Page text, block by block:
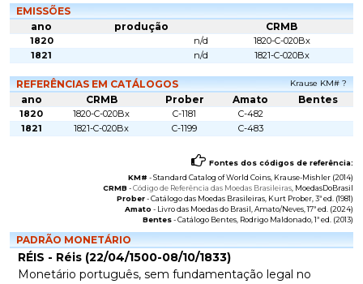
EMISSÕES
ano
produção CRMB
1820 n/d
1820-C-020Bx
1821
n/d 1821-C-020Bx
REFERÊNCIAS EM CATÁLOGOS Krause KM# ?
ano CRMB Prober Amato Bentes
1820 1820-C-020Bx C-1181
C-482
1821
1821-C-020Bx C-1199 C-483
Fontes dos códigos de referência:
KM# -Standard Catalog of World Coins , Krause-Mishler (2014)
CRMB -Código de Referência das Moedas Brasileiras , MoedasDoBrasil
Prober-Catálogo das Moedas Brasileiras , Kurt Prober, 3ª ed. (1981)
Amato - Livro das Moedas do Brasil , Amato/Neves, 17ª ed. (2024)
Bentes-Catálogo Bentes , Rodrigo Maldonado, 1ª ed. (2013)
PADRÃO MONETÁRIO
RÉIS - Réis (22/04/1500-08/10/1833)
Monetário português, sem fundamentação legal no